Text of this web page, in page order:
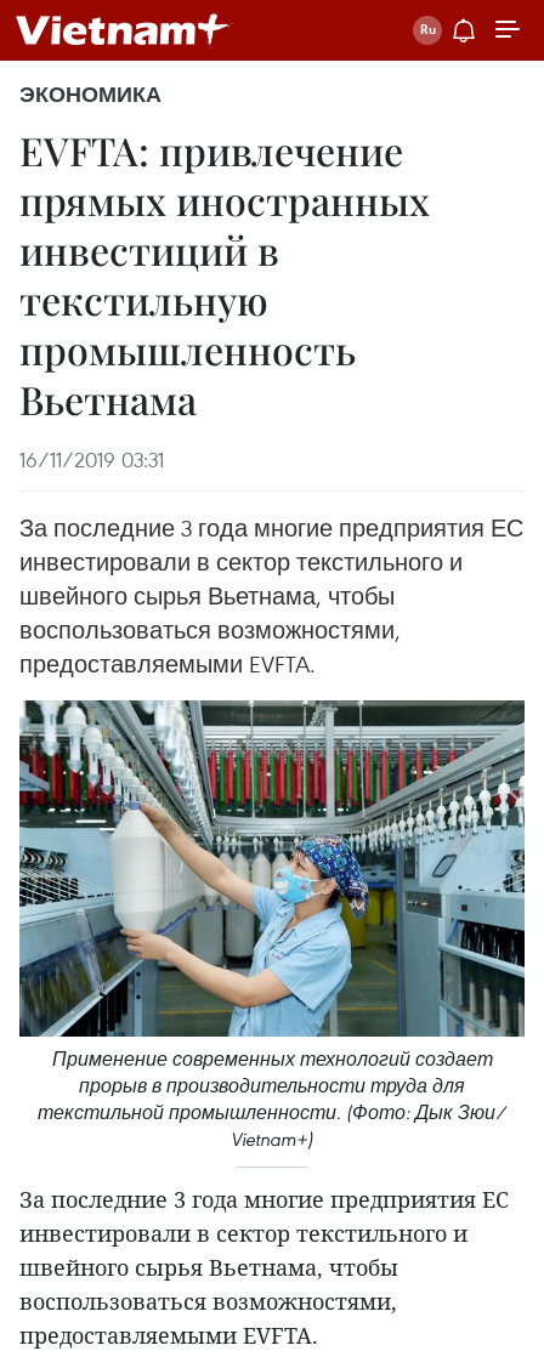
ЭКОНОМИКА
EVFTA: привлечение
прямых иностранных
инвестиций в
текстильную
промышленность
Вьетнама
16/11/2019 03:31
За последние 3 года многие предприятия ЕС
инвестировали в сектор текстильного и
швейного сырья Вьетнама, чтобы
воспользоваться возможностями,
предоставляемыми EVFTA.
Применение современных технологий создает
прорыв в производительности труда для
текстильной промышленности. (Фото: Дык Зюи/
Vietnam+)
За последние 3 года многие предприятия ЕС
инвестировали в сектор текстильного и
швейного сырья Вьетнама, чтобы
воспользоваться возможностями,
предоставляемыми EVFTA.